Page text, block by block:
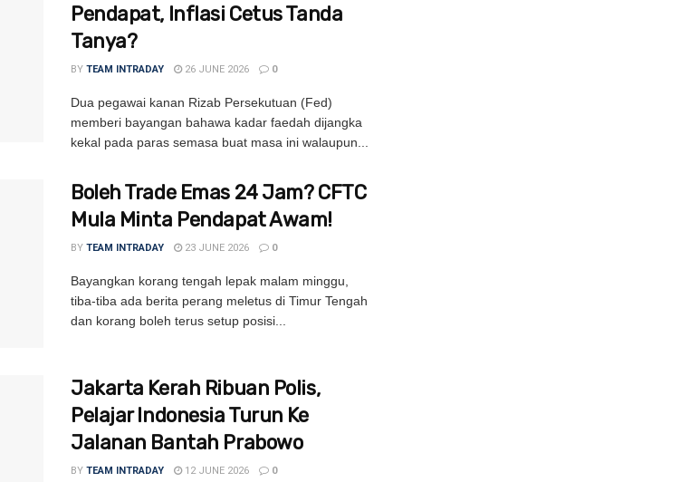
Pendapat, Inflasi Cetus Tanda
Tanya?
BY TEAM INTRADAY 26 JUNE 2026 0
Dua pegawai kanan Rizab Persekutuan (Fed)
memberi bayangan bahawa kadar faedah dijangka
kekal pada paras semasa buat masa ini walaupun...
Boleh Trade Emas 24 Jam? CFTC
Mula Minta Pendapat Awam!
BY TEAM INTRADAY 23 JUNE 2026 0
Bayangkan korang tengah lepak malam minggu,
tiba-tiba ada berita perang meletus di Timur Tengah
dan korang boleh terus setup posisi...
Jakarta Kerah Ribuan Polis,
Pelajar Indonesia Turun Ke
Jalanan Bantah Prabowo
BY TEAM INTRADAY 12 JUNE 2026 0